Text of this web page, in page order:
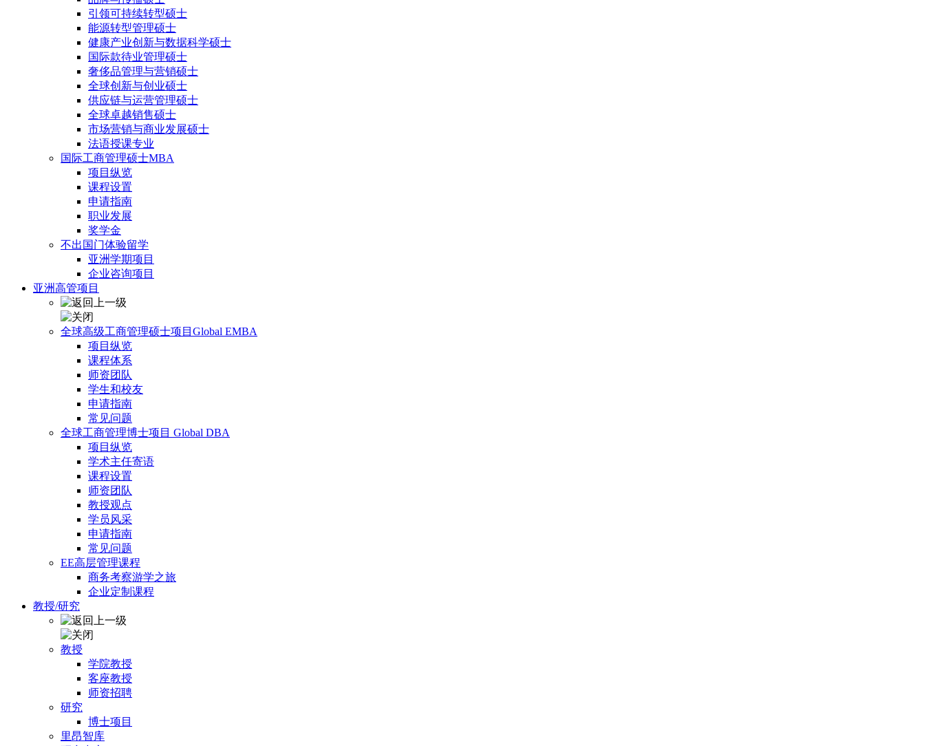
引领可持续转型硕士
能源转型管理硕士
健康产业创新与数据科学硕士
国际款待业管理硕士
奢侈品管理与营销硕士
全球创新与创业硕士
供应链与运营管理硕士
全球卓越销售硕士
市场营销与商业发展硕士
法语授课专业
国际工商管理硕士MBA
项目纵览
课程设置
申请指南
职业发展
奖学金
不出国门体验留学
亚洲学期项目
企业咨询项目
亚洲高管项目
全球高级工商管理硕士项目Global EMBA
项目纵览
课程体系
师资团队
学生和校友
申请指南
常见问题
全球工商管理博士项目 Global DBA
项目纵览
学术主任寄语
课程设置
师资团队
教授观点
学员风采
申请指南
常见问题
EE高层管理课程
商务考察游学之旅
企业定制课程
教授/研究
教授
学院教授
客座教授
师资招聘
研究
博士项目
里昂智库